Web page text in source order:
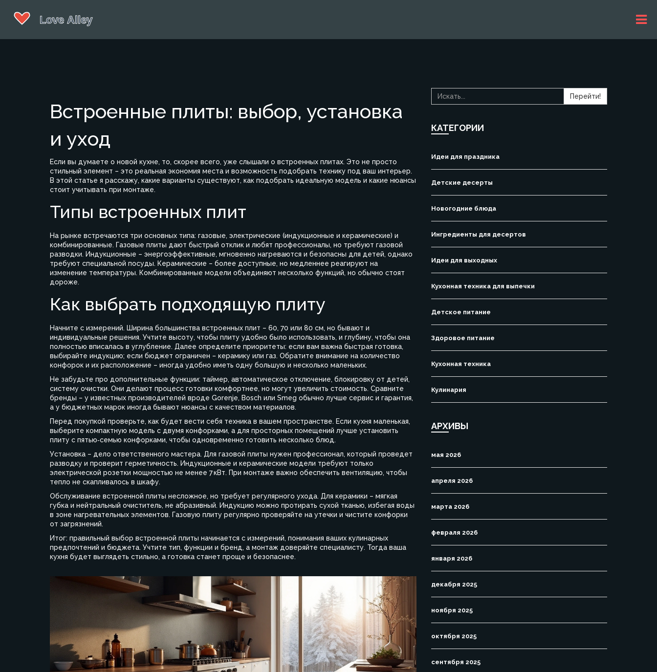
Встроенные плиты: выбор, установка
и уход
Если вы думаете о новой кухне, то, скорее всего, уже слышали о встроенных плитах. Это не просто
стильный элемент – это реальная экономия места и возможность подобрать технику под ваш интерьер.
В этой статье я расскажу, какие варианты существуют, как подобрать идеальную модель и какие нюансы
стоит учитывать при монтаже.
Типы встроенных плит
На рынке встречаются три основных типа: газовые, электрические (индукционные и керамические) и
комбинированные. Газовые плиты дают быстрый отклик и любят профессионалы, но требуют газовой
разводки. Индукционные – энергоэффективные, мгновенно нагреваются и безопасны для детей, однако
требуют специальной посуды. Керамические – более доступные, но медленнее реагируют на
изменение температуры. Комбинированные модели объединяют несколько функций, но обычно стоят
дороже.
Как выбрать подходящую плиту
Начните с измерений. Ширина большинства встроенных плит – 60, 70 или 80 см, но бывают и
индивидуальные решения. Учтите высоту, чтобы плиту удобно было использовать, и глубину, чтобы она
полностью вписалась в углубление. Далее определите приоритеты: если вам важна быстрая готовка,
выбирайте индукцию; если бюджет ограничен – керамику или газ. Обратите внимание на количество
конфорок и их расположение – иногда удобно иметь одну большую и несколько маленьких.
Не забудьте про дополнительные функции: таймер, автоматическое отключение, блокировку от детей,
систему очистки. Они делают процесс готовки комфортнее, но могут увеличить стоимость. Сравните
бренды – у известных производителей вроде Gorenje, Bosch или Smeg обычно лучше сервис и гарантия,
а у бюджетных марок иногда бывают нюансы с качеством материалов.
Перед покупкой проверьте, как будет вести себя техника в вашем пространстве. Если кухня маленькая,
выберите компактную модель с двумя конфорками, а для просторных помещений лучше установить
плиту с пятью‑семью конфорками, чтобы одновременно готовить несколько блюд.
Установка – дело ответственного мастера. Для газовой плиты нужен профессионал, который проведет
разводку и проверит герметичность. Индукционные и керамические модели требуют только
электрической розетки мощностью не менее 7 кВт. При монтаже важно обеспечить вентиляцию, чтобы
тепло не скапливалось в шкафу.
Обслуживание встроенной плиты несложное, но требует регулярного ухода. Для керамики – мягкая
губка и нейтральный очиститель, не абразивный. Индукцию можно протирать сухой тканью, избегая воды
в зоне нагревательных элементов. Газовую плиту регулярно проверяйте на утечки и чистите конфорки
от загрязнений.
Итог: правильный выбор встроенной плиты начинается с измерений, понимания ваших кулинарных
предпочтений и бюджета. Учтите тип, функции и бренд, а монтаж доверяйте специалисту. Тогда ваша
кухня будет выглядеть стильно, а готовка станет проще и безопаснее.
Перейти!
КАТЕГОРИИ
Идеи для праздника
Детские десерты
Новогодние блюда
Ингредиенты для десертов
Идеи для выходных
Кухонная техника для выпечки
Детское питание
Здоровое питание
Кухонная техника
Кулинария
АРХИВЫ
мая 2026
апреля 2026
марта 2026
февраля 2026
января 2026
декабря 2025
ноября 2025
октября 2025
сентября 2025